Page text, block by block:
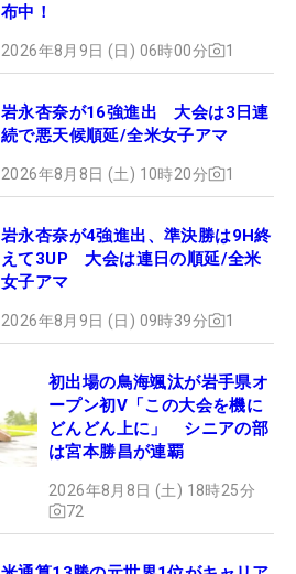
布中！
2026年8月9日 (日) 06時00分 1
岩永杏奈が16強進出 大会は3日連
続で悪天候順延/全米女子アマ
2026年8月8日 (土) 10時20分 1
岩永杏奈が4強進出、準決勝は9H終
えて3UP 大会は連日の順延/全米
女子アマ
2026年8月9日 (日) 09時39分 1
初出場の鳥海颯汰が岩手県オ
ープン初V「この大会を機に
どんどん上に」 シニアの部
は宮本勝昌が連覇
2026年8月8日 (土) 18時25分
72